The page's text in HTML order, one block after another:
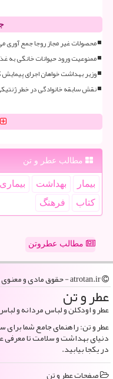
محصولات غیر مجاز روجا جمع آوری
ممنوعیت ورود حیوانات خانگی به
وزیر بهداشت خواهان اجرای
نقش سابقه خانوادگی در خطر
مطالب عطر و تن
بیمار بهداشت بیماری
كتاب
فرهنگ
مطالب عطروتن
عطر و تن
عطر و اودکلن و لباس مردانه و
عطر و تن: راهنمای جامع شما برای
دنیای بهداشت و سلامت تا معرفی
در یکجا بیابید.
صفحات عطر و تن